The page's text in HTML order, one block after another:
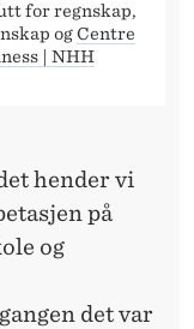
for regnskap,
og Centre
| NHH
hender vi
på
og
det var